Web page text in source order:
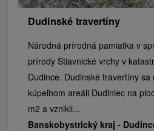
Dudinské travertíny
Národná prírodná pamiatka v
prírody Štiavnické vrchy v
Dudince. Dudinské travertíny
kúpeľnom areáli Dudiniec na
m2 a vznikli...
Banskobystrický kraj -